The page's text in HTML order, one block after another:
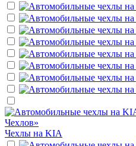
Чехлы на KIA